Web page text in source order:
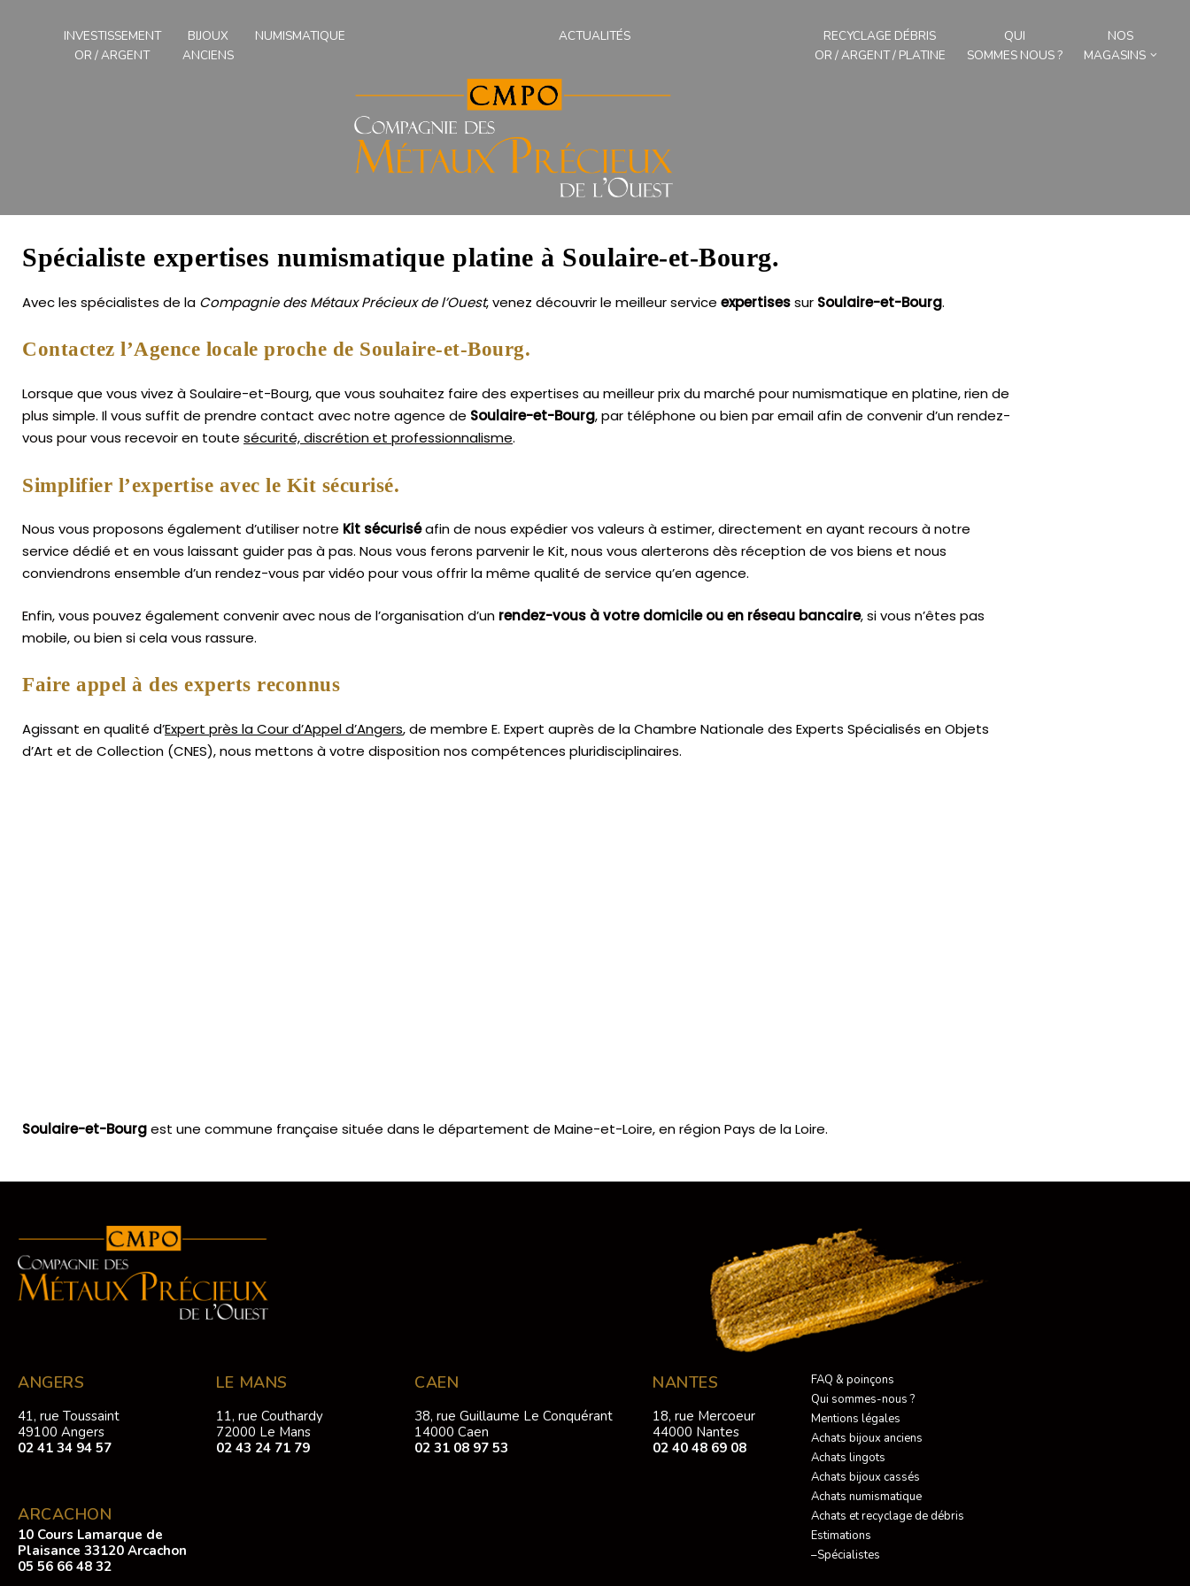
INVESTISSEMENT
OR / ARGENT
BIJOUX
ANCIENS
NUMISMATIQUE ACTUALITÉS
RECYCLAGE DÉBRIS
OR / ARGENT / PLATINE
QUI
SOMMES NOUS ?
NOS
MAGASINS
Spécialiste expertises numismatique platine à Soulaire-et-Bourg.
Avec les spécialistes de la Compagnie des Métaux Précieux de l’Ouest, venez découvrir le meilleur service expertisessur Soulaire-et-Bourg.
Contactez l’Agence locale proche de Soulaire-et-Bourg.
Lorsque que vous vivez à Soulaire-et-Bourg, que vous souhaitez faire des expertises au meilleur prix du marché pour numismatique en platine, rien de
plus simple. Il vous suffit de prendre contact avec notre agence de Soulaire-et-Bourg, par téléphone ou bien par email afin de convenir d’un rendez-
vous pour vous recevoir en toute sécurité, discrétion et professionnalisme.
Simplifier l’expertise avec le Kit sécurisé.
Nous vous proposons également d’utiliser notre Kit sécuriséafin de nous expédier vos valeurs à estimer, directement en ayant recours à notre
service dédié et en vous laissant guider pas à pas. Nous vous ferons parvenir le Kit, nous vous alerterons dès réception de vos biens et nous
conviendrons ensemble d’un rendez-vous par vidéo pour vous offrir la même qualité de service qu’en agence.
Enfin, vous pouvez également convenir avec nous de l’organisation d’un rendez-vous à votre domicile ou en réseau bancaire, si vous n’êtes pas
mobile, ou bien si cela vous rassure.
Faire appel à des experts reconnus
Agissant en qualité d’Expert près la Cour d’Appel d’Angers, de membre E. Expert auprès de laChambre Nationale des Experts Spécialisés en Objets
d’Art et de Collection (CNES),nous mettons à votre disposition nos compétences pluridisciplinaires.
Soulaire-et-Bourgest une commune française située dans le département de Maine-et-Loire, en région Pays de la Loire.
ANGERS
41, rue Toussaint
49100 Angers
02 41 34 94 57
ARCACHON
10 Cours Lamarque de
Plaisance 33120 Arcachon
05 56 66 48 32
LE MANS
11, rue Couthardy
72000 Le Mans
02 43 24 71 79
CAEN
38, rue Guillaume Le Conquérant
14000 Caen
02 31 08 97 53
NANTES
18, rue Mercoeur
44000 Nantes
02 40 48 69 08
FAQ & poinçons
Qui sommes-nous ?
Mentions légales
Achats bijoux anciens
Achats lingots
Achats bijoux cassés
Achats numismatique
Achats et recyclage de débris
Estimations
–Spécialistes